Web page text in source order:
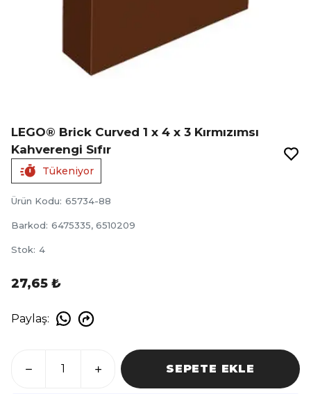
LEGO® Brick Curved 1 x 4 x 3 Kırmızımsı
Kahverengi Sıfır
Tükeniyor
Ürün Kodu: 65734-88
Barkod: 6475335, 6510209
Stok: 4
27,65 ₺
Paylaş:
SEPETE EKLE